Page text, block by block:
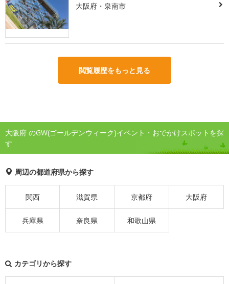
大阪府・泉南市
閲覧履歴をもっと見る
大阪府 のGW(ゴールデンウィーク)イベント・おでかけスポットを探
す
周辺の都道府県から探す
関西 滋賀県 京都府 大阪府
兵庫県 奈良県 和歌山県
カテゴリから探す